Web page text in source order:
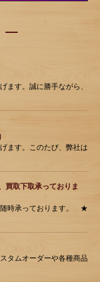
ます。誠に勝手ながら、
ます。このたび、弊社は
買取下取承っておりま
随時承っております。 ★
タムオーダーや各種商品